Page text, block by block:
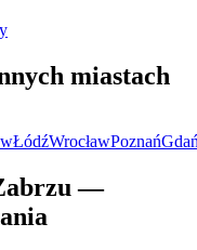
miastach
ŁódźWrocławPoznań
—